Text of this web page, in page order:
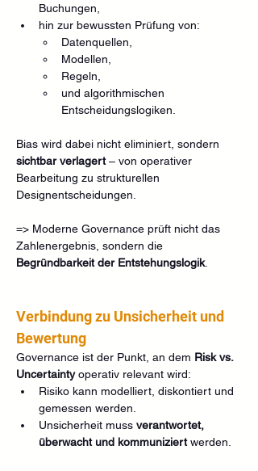
Buchungen,
hin zur bewussten Prüfung von:
Datenquellen,
Modellen,
Regeln,
und algorithmischen
Entscheidungslogiken.
Bias wird dabei nicht eliminiert, sondern
sichtbar verlagert – von operativer
Bearbeitung zu strukturellen
Designentscheidungen.
=> Moderne Governance prüft nicht das
Zahlenergebnis, sondern die
Begründbarkeit der Entstehungslogik.
Verbindung zu Unsicherheit und
Bewertung
Governance ist der Punkt, an dem Risk vs.
Uncertainty operativ relevant wird:
Risiko kann modelliert, diskontiert und
gemessen werden.
Unsicherheit muss verantwortet,
überwacht und kommuniziert werden.